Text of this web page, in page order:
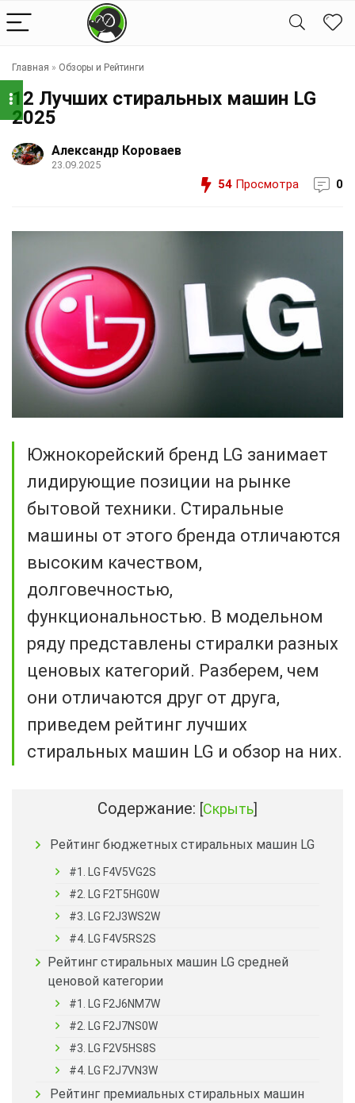
Главная » Обзоры и Рейтинги
12 Лучших стиральных машин LG
2025
Александр Короваев
23.09.2025
54 Просмотра 0
Южнокорейский бренд LG занимает
лидирующие позиции на рынке
бытовой техники. Стиральные
машины от этого бренда отличаются
высоким качеством,
долговечностью,
функциональностью. В модельном
ряду представлены стиралки разных
ценовых категорий. Разберем, чем
они отличаются друг от друга,
приведем рейтинг лучших
стиральных машин LG и обзор на них.
Содержание: [Скрыть]
Рейтинг бюджетных стиральных машин LG
#1. LG F4V5VG2S
#2. LG F2T5HG0W
#3. LG F2J3WS2W
#4. LG F4V5RS2S
Рейтинг стиральных машин LG средней
ценовой категории
#1. LG F2J6NM7W
#2. LG F2J7NS0W
#3. LG F2V5HS8S
#4. LG F2J7VN3W
Рейтинг премиальных стиральных машин